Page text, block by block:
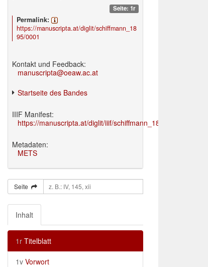
Seite: 1r
Permalink:
https://manuscripta.at/diglit/schiffmann_18
95/0001
Kontakt und Feedback:
manuscripta@oeaw.ac.at
Startseite des Bandes
IIIF Manifest:
https://manuscripta.at/diglit/iiif/schiffmann_1895/manifest.json
Metadaten:
METS
Seite
Inhalt
1r Titelblatt
1v Vorwort